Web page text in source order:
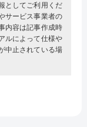
としてご利用くだ
サービス事業者の
内容は記事作成時
ルによって仕様や
中止されている場